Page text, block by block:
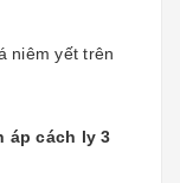
niêm yết trên
áp cách ly 3